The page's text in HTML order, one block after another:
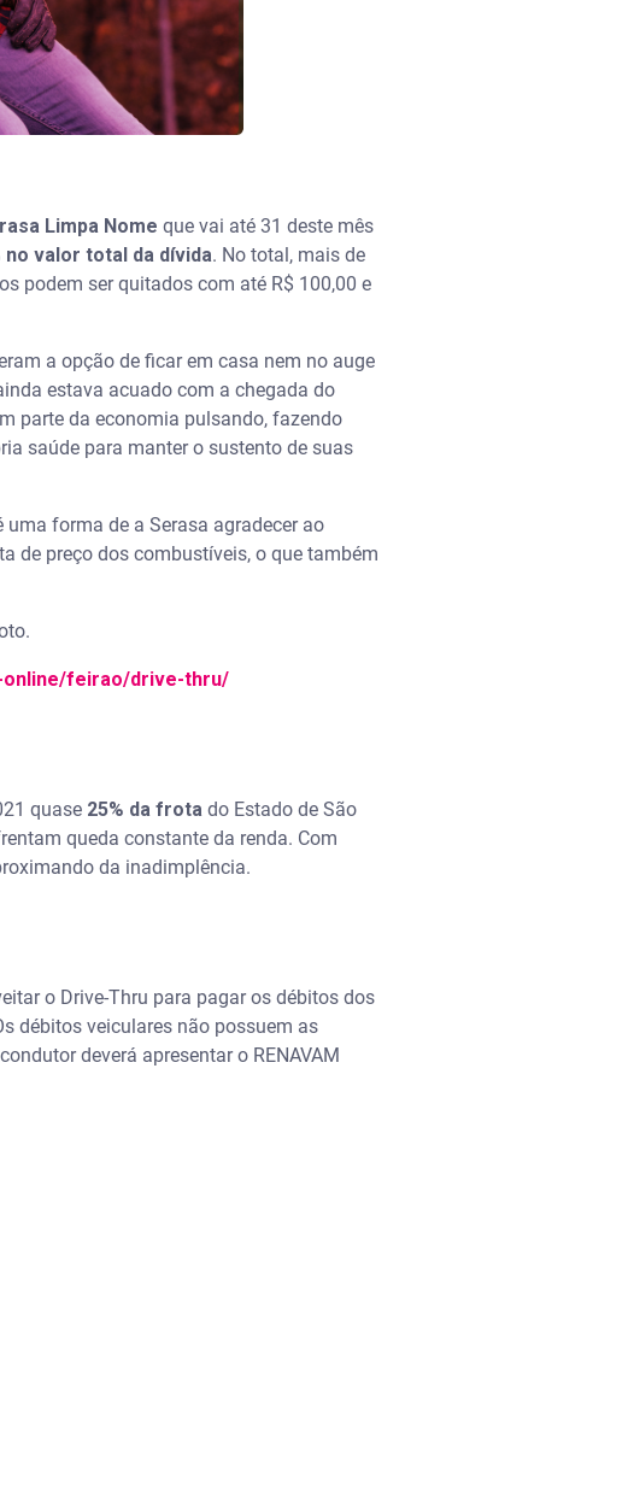
Limpa Nome que vai até 31 deste mês
no valor total da dívida. No total, mais de
podem ser quitados com até R$ 100,00 e
a opção de ficar em casa nem no auge
estava acuado com a chegada do
parte da economia pulsando, fazendo
saúde para manter o sustento de suas
uma forma de a Serasa agradecer ao
de preço dos combustíveis, o que também
online/feirao/drive-thru/
quase 25% da frota do Estado de São
queda constante da renda. Com
da inadimplência.
o Drive-Thru para pagar os débitos dos
débitos veiculares não possuem as
deverá apresentar o RENAVAM